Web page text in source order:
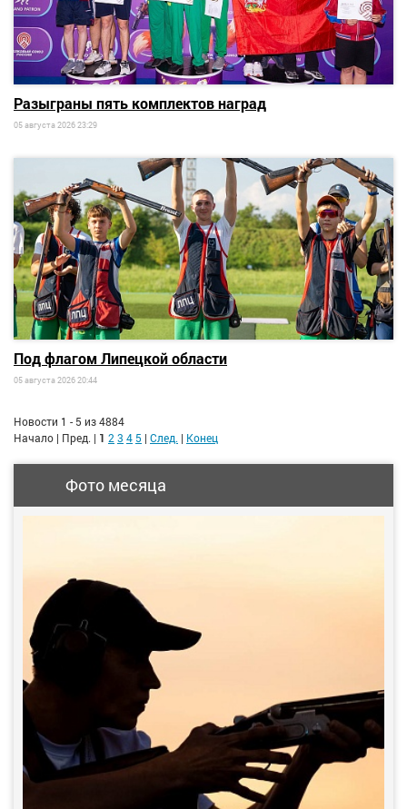
Разыграны пять комплектов наград
05 августа 2026 23:29
Под флагом Липецкой области
05 августа 2026 20:44
Новости 1 - 5 из 4884
Начало | Пред. | 1 2 3 4 5 | След. | Конец
Фото месяца